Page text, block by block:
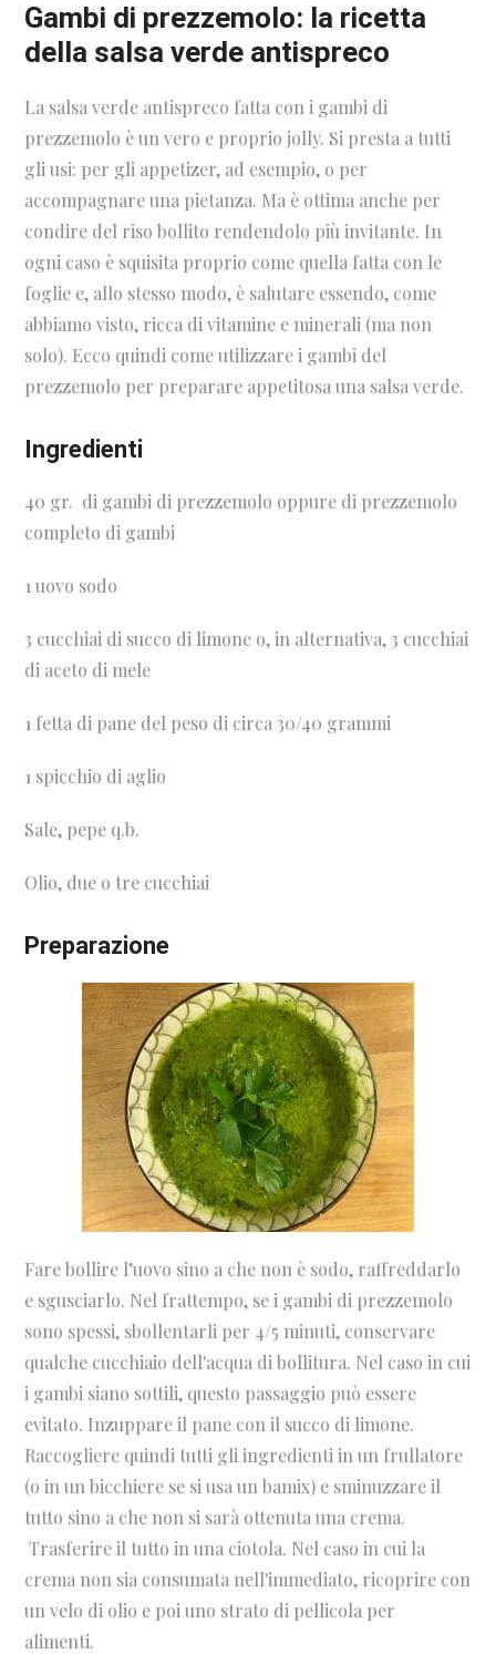
Gambi di prezzemolo: la ricetta
della salsa verde antispreco
La salsa verde antispreco fatta con i gambi di
prezzemolo è un vero e proprio jolly. Si presta a tutti
gli usi: per gli appetizer, ad esempio, o per
accompagnare una pietanza. Ma è ottima anche per
condire del riso bollito rendendolo più invitante. In
ogni caso è squisita proprio come quella fatta con le
foglie e, allo stesso modo, è salutare essendo, come
abbiamo visto, ricca di vitamine e minerali (ma non
solo). Ecco quindi come utilizzare i gambi del
prezzemolo per preparare appetitosa una salsa verde.
Ingredienti
40 gr. di gambi di prezzemolo oppure di prezzemolo
completo di gambi
1 uovo sodo
3 cucchiai di succo di limone o, in alternativa, 3 cucchiai
di aceto di mele
1 fetta di pane del peso di circa 30/40 grammi
1 spicchio di aglio
Sale, pepe q.b.
Olio, due o tre cucchiai
Preparazione
Fare bollire l’uovo sino a che non è sodo, raffreddarlo
e sgusciarlo. Nel frattempo, se i gambi di prezzemolo
sono spessi, sbollentarli per 4/5 minuti, conservare
qualche cucchiaio dell'acqua di bollitura. Nel caso in cui
i gambi siano sottili, questo passaggio può essere
evitato. Inzuppare il pane con il succo di limone.
Raccogliere quindi tutti gli ingredienti in un frullatore
(o in un bicchiere se si usa un bamix) e sminuzzare il
tutto sino a che non si sarà ottenuta una crema.
Trasferire il tutto in una ciotola. Nel caso in cui la
crema non sia consumata nell'immediato, ricoprire con
un velo di olio e poi uno strato di pellicola per
alimenti.